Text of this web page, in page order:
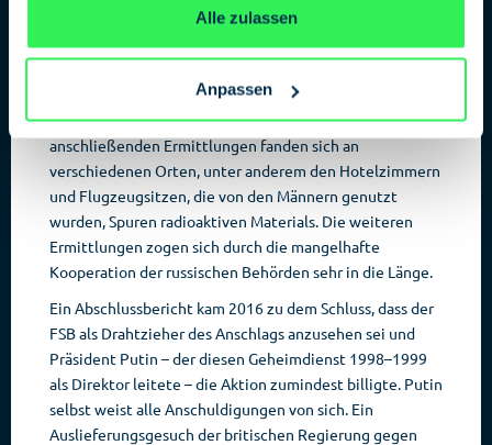
Alle zulassen
Anpassen
FSB als möglicher Drahtzieher
Litwinenko hatte im Krankenhaus die beiden russischen
Geschäftsmänner schwer belastet. Bei den
anschließenden Ermittlungen fanden sich an
verschiedenen Orten, unter anderem den Hotelzimmern
und Flugzeugsitzen, die von den Männern genutzt
wurden, Spuren radioaktiven Materials. Die weiteren
Ermittlungen zogen sich durch die mangelhafte
Kooperation der russischen Behörden sehr in die Länge.
Ein Abschlussbericht kam 2016 zu dem Schluss, dass der
FSB als Drahtzieher des Anschlags anzusehen sei und
Präsident Putin – der diesen Geheimdienst 1998–1999
als Direktor leitete – die Aktion zumindest billigte. Putin
selbst weist alle Anschuldigungen von sich. Ein
Auslieferungsgesuch der britischen Regierung gegen